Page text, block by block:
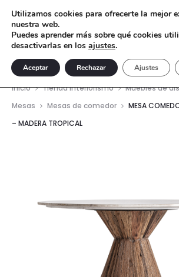
Inicio Tienda interiorismo
Muebles de
Mesas
Mesas de comedor
MESA
– MADERA TROPICAL
Utilizamos cookies para ofrecerte la mejor
nuestra web.
Puedes aprender más sobre qué cookies
desactivarlas en los ajustes.
Aceptar Rechazar Ajustes